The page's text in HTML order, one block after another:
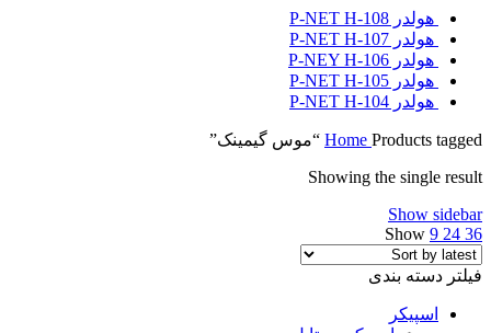
هولدر P-NET H-108
هولدر P-NET H-107
هولدر P-NEY H-106
هولدر P-NET H-105
هولدر P-NET H-104
Home Products tagged “موس گیمینک”
Showing the single result
Show sidebar
Show 9 24 36
فیلتر دسته بندی
اسپیکر